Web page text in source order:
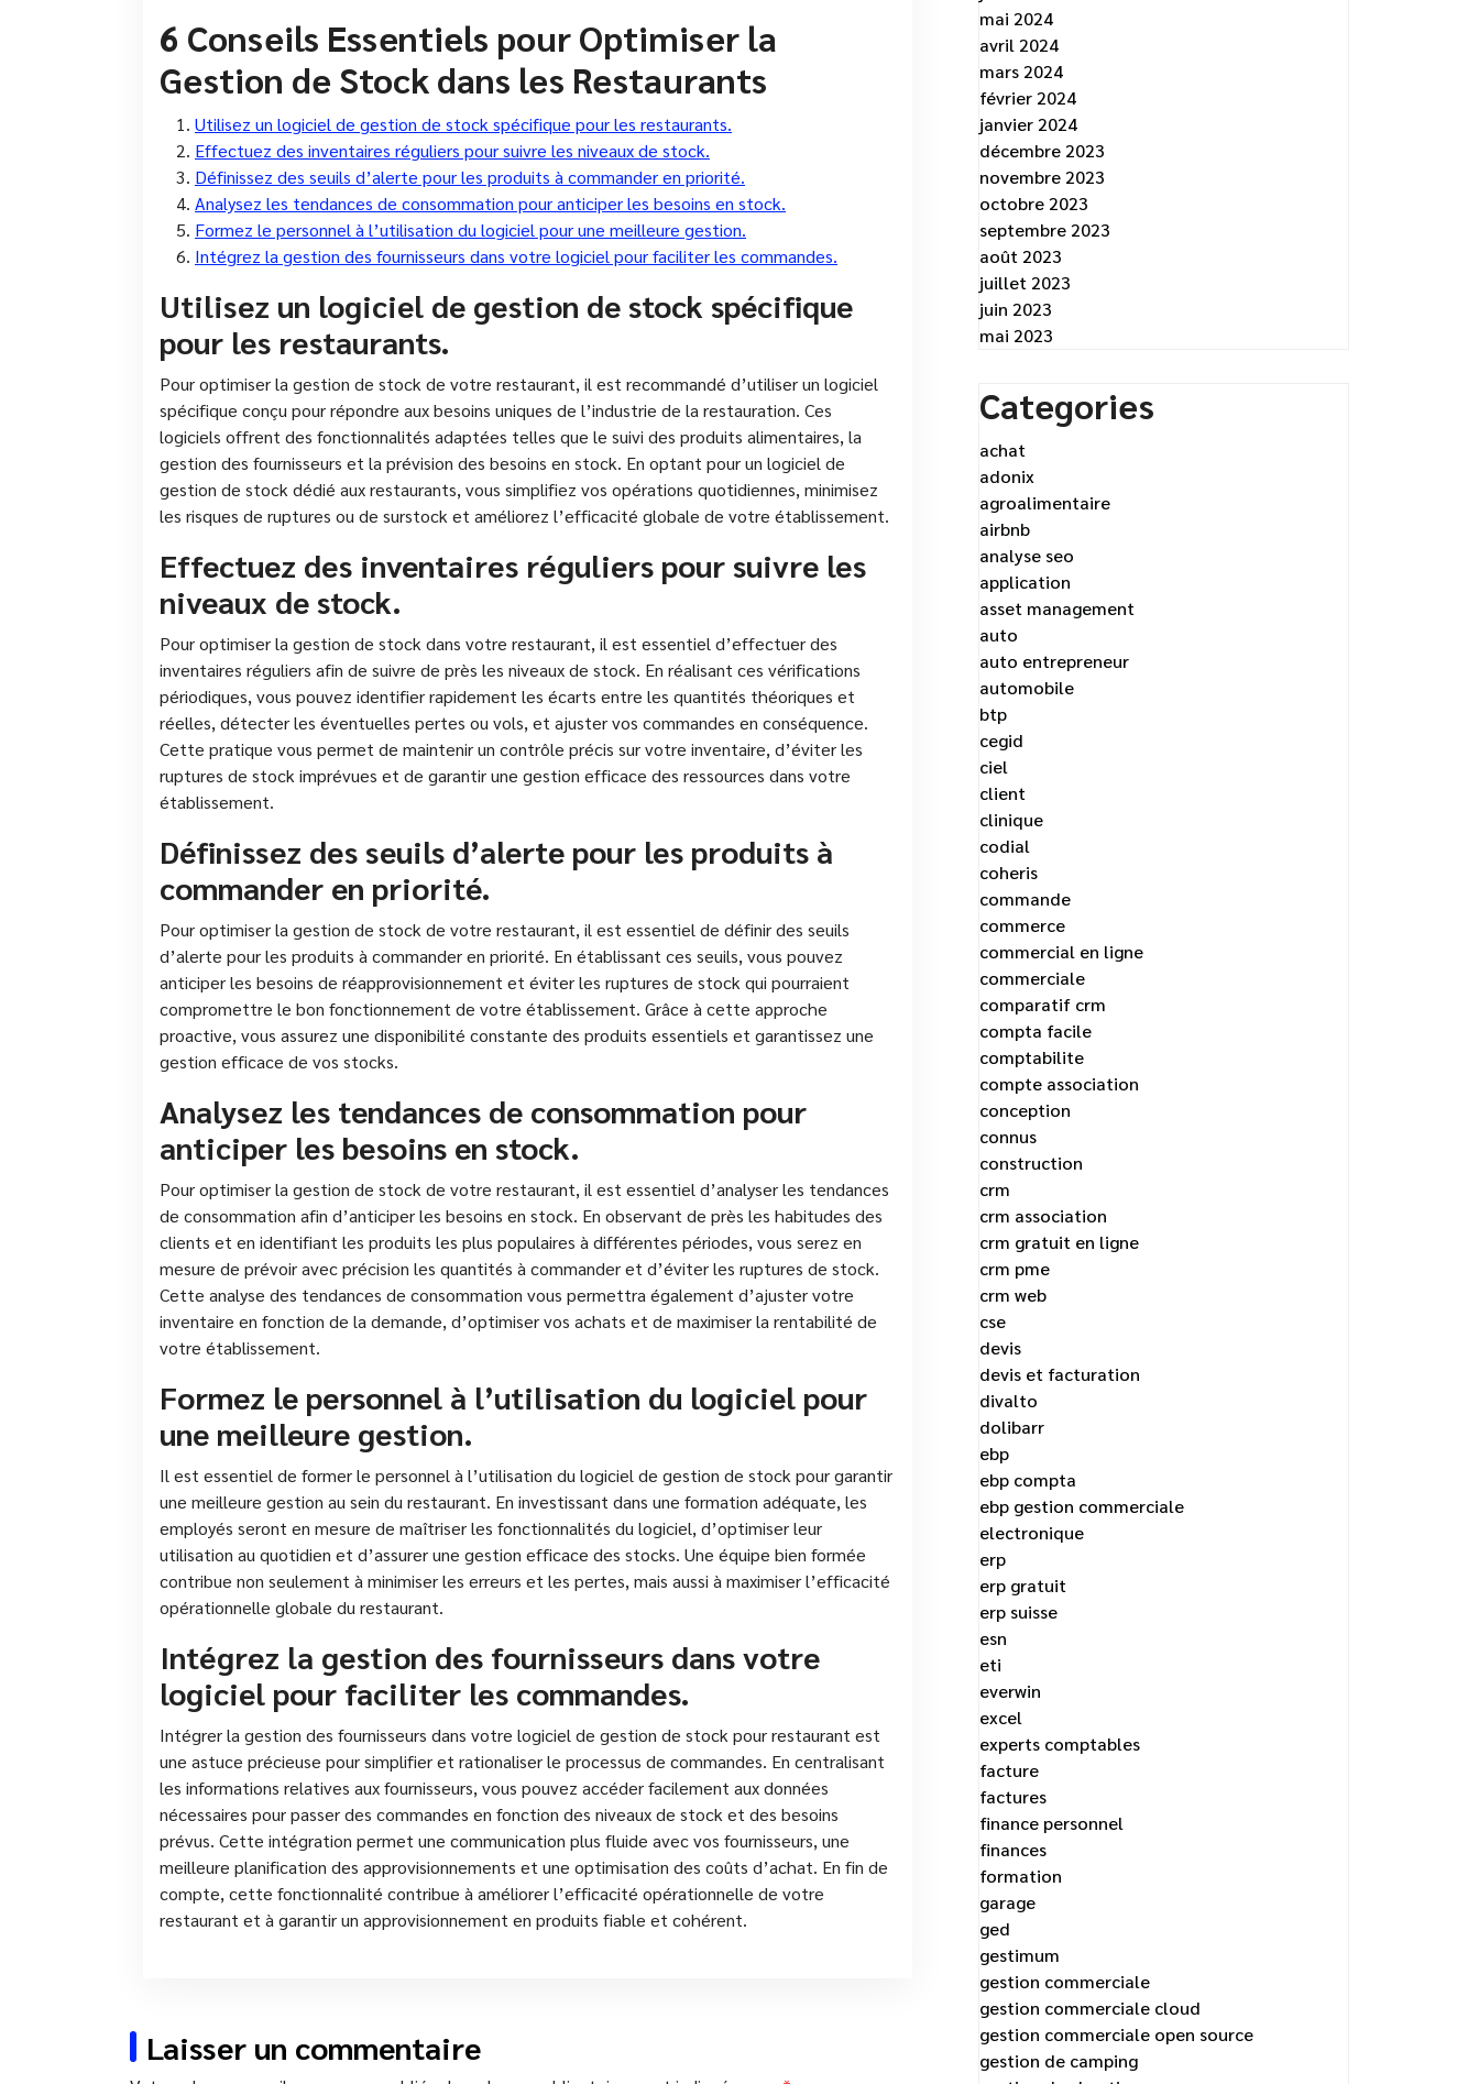
6 Conseils Essentiels pour Optimiser la
Gestion de Stock dans les Restaurants
Utilisez un logiciel de gestion de stock spécifique pour les restaurants.
Effectuez des inventaires réguliers pour suivre les niveaux de stock.
Définissez des seuils d’alerte pour les produits à commander en priorité.
Analysez les tendances de consommation pour anticiper les besoins en stock.
Formez le personnel à l’utilisation du logiciel pour une meilleure gestion.
Intégrez la gestion des fournisseurs dans votre logiciel pour faciliter les commandes.
Utilisez un logiciel de gestion de stock spécifique
pour les restaurants.
Pour optimiser la gestion de stock de votre restaurant, il est recommandé d’utiliser un logiciel
spécifique conçu pour répondre aux besoins uniques de l’industrie de la restauration. Ces
logiciels offrent des fonctionnalités adaptées telles que le suivi des produits alimentaires, la
gestion des fournisseurs et la prévision des besoins en stock. En optant pour un logiciel de
gestion de stock dédié aux restaurants, vous simplifiez vos opérations quotidiennes, minimisez
les risques de ruptures ou de surstock et améliorez l’efficacité globale de votre établissement.
Effectuez des inventaires réguliers pour suivre les
niveaux de stock.
Pour optimiser la gestion de stock dans votre restaurant, il est essentiel d’effectuer des
inventaires réguliers afin de suivre de près les niveaux de stock. En réalisant ces vérifications
périodiques, vous pouvez identifier rapidement les écarts entre les quantités théoriques et
réelles, détecter les éventuelles pertes ou vols, et ajuster vos commandes en conséquence.
Cette pratique vous permet de maintenir un contrôle précis sur votre inventaire, d’éviter les
ruptures de stock imprévues et de garantir une gestion efficace des ressources dans votre
établissement.
Définissez des seuils d’alerte pour les produits à
commander en priorité.
Pour optimiser la gestion de stock de votre restaurant, il est essentiel de définir des seuils
d’alerte pour les produits à commander en priorité. En établissant ces seuils, vous pouvez
anticiper les besoins de réapprovisionnement et éviter les ruptures de stock qui pourraient
compromettre le bon fonctionnement de votre établissement. Grâce à cette approche
proactive, vous assurez une disponibilité constante des produits essentiels et garantissez une
gestion efficace de vos stocks.
Analysez les tendances de consommation pour
anticiper les besoins en stock.
Pour optimiser la gestion de stock de votre restaurant, il est essentiel d’analyser les tendances
de consommation afin d’anticiper les besoins en stock. En observant de près les habitudes des
clients et en identifiant les produits les plus populaires à différentes périodes, vous serez en
mesure de prévoir avec précision les quantités à commander et d’éviter les ruptures de stock.
Cette analyse des tendances de consommation vous permettra également d’ajuster votre
inventaire en fonction de la demande, d’optimiser vos achats et de maximiser la rentabilité de
votre établissement.
Formez le personnel à l’utilisation du logiciel pour
une meilleure gestion.
Il est essentiel de former le personnel à l’utilisation du logiciel de gestion de stock pour garantir
une meilleure gestion au sein du restaurant. En investissant dans une formation adéquate, les
employés seront en mesure de maîtriser les fonctionnalités du logiciel, d’optimiser leur
utilisation au quotidien et d’assurer une gestion efficace des stocks. Une équipe bien formée
contribue non seulement à minimiser les erreurs et les pertes, mais aussi à maximiser l’efficacité
opérationnelle globale du restaurant.
Intégrez la gestion des fournisseurs dans votre
logiciel pour faciliter les commandes.
Intégrer la gestion des fournisseurs dans votre logiciel de gestion de stock pour restaurant est
une astuce précieuse pour simplifier et rationaliser le processus de commandes. En centralisant
les informations relatives aux fournisseurs, vous pouvez accéder facilement aux données
nécessaires pour passer des commandes en fonction des niveaux de stock et des besoins
prévus. Cette intégration permet une communication plus fluide avec vos fournisseurs, une
meilleure planification des approvisionnements et une optimisation des coûts d’achat. En fin de
compte, cette fonctionnalité contribue à améliorer l’efficacité opérationnelle de votre
restaurant et à garantir un approvisionnement en produits fiable et cohérent.
Laisser un commentaire
mai 2024
avril 2024
mars 2024
février 2024
janvier 2024
décembre 2023
novembre 2023
octobre 2023
septembre 2023
août 2023
juillet 2023
juin 2023
mai 2023
Categories
achat
adonix
agroalimentaire
airbnb
analyse seo
application
asset management
auto
auto entrepreneur
automobile
btp
cegid
ciel
client
clinique
codial
coheris
commande
commerce
commercial en ligne
commerciale
comparatif crm
compta facile
comptabilite
compte association
conception
connus
construction
crm
crm association
crm gratuit en ligne
crm pme
crm web
cse
devis
devis et facturation
divalto
dolibarr
ebp
ebp compta
ebp gestion commerciale
electronique
erp
erp gratuit
erp suisse
esn
eti
everwin
excel
experts comptables
facture
factures
finance personnel
finances
formation
garage
ged
gestimum
gestion commerciale
gestion commerciale cloud
gestion commerciale open source
gestion de camping